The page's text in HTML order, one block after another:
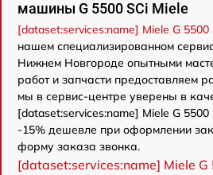
машины G 5500 SCi Miele
[dataset:services:name] Miele G 5500
нашем специализированном
Нижнем Новгороде опытными
работ и запчасти предоставляем
мы в сервис-центре уверены в
[dataset:services:name] Miele G 5500
-15% дешевле при оформлении
форму заказа звонка.
[dataset:services:name] Miele G